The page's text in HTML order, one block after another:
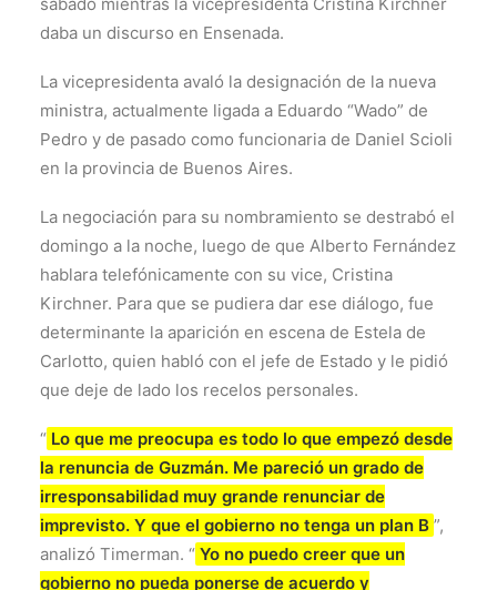
daba un discurso en Ensenada.
La vicepresidenta avaló la designación de la nueva
ministra, actualmente ligada a Eduardo “Wado” de
Pedro y de pasado como funcionaria de Daniel Scioli
en la provincia de Buenos Aires.
La negociación para su nombramiento se destrabó el
domingo a la noche, luego de que Alberto Fernández
hablara telefónicamente con su vice, Cristina
Kirchner. Para que se pudiera dar ese diálogo, fue
determinante la aparición en escena de Estela de
Carlotto, quien habló con el jefe de Estado y le pidió
que deje de lado los recelos personales.
“ Lo que me preocupa es todo lo que empezó desde
la renuncia de Guzmán. Me pareció un grado de
irresponsabilidad muy grande renunciar de
imprevisto. Y que el gobierno no tenga un plan B ”,
analizó Timerman. “ Yo no puedo creer que un
gobierno no pueda ponerse de acuerdo y